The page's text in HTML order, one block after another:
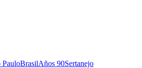
PauloBrasilAños 90Sertanejo